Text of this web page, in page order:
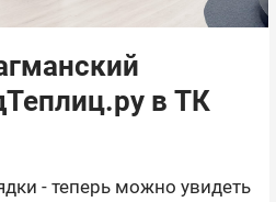
в ТК
- теперь можно увидеть